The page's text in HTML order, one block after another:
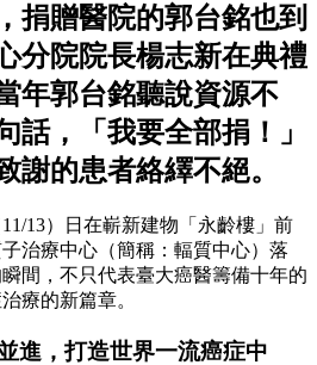
捐贈醫院的郭台銘也到
分院院長楊志新在典禮
年郭台銘聽說資源不
話，「我要全部捐！」
謝的患者絡繹不絕。
13）日在嶄新建物「永齡樓」前
治療中心（簡稱：輻質中心）落
間，不只代表臺大癌醫籌備十年的
療的新篇章。
進，打造世界一流癌症中